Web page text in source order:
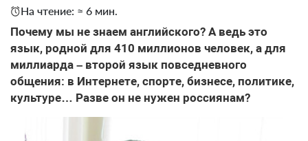
На чтение: ≈ 6 мин.
Почему мы не знаем английского? А ведь это
язык, родной для 410 миллионов человек, а для
миллиарда – второй язык повседневного
общения: в Интернете, спорте, бизнесе, политике,
культуре… Разве он не нужен россиянам?